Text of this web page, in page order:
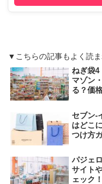
▼こちらの記事もよく読
ねぎ袋4
マゾン
る？価
セブン‐
はどこ
つけ方
パジェ
サイト
ェック！